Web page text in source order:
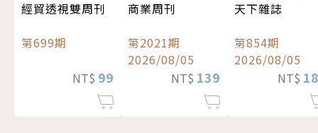
經貿透視雙周刊
第699期
NT$ 99
商業周刊
第2021期
2026/08/05
NT$ 139
天下雜誌
第854期
2026/08/05
NT$